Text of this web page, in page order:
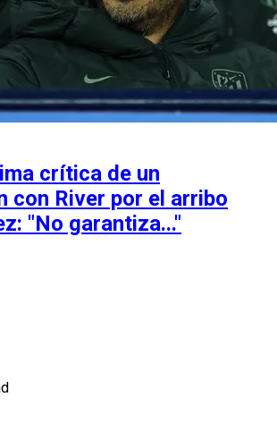
crítica de un
con River por el arribo
"No garantiza..."